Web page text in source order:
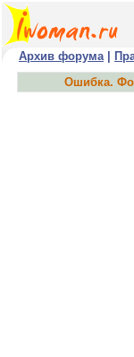
Архив форума|
Ошибка.